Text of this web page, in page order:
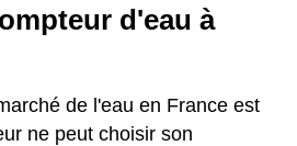
d'eau à
de l'eau en France est
ne peut choisir son